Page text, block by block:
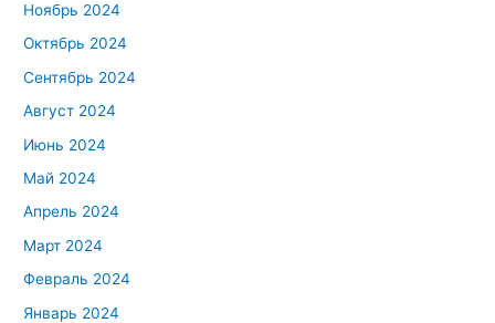
Ноябрь 2024
Октябрь 2024
Сентябрь 2024
Август 2024
Июнь 2024
Май 2024
Апрель 2024
Март 2024
Февраль 2024
Январь 2024